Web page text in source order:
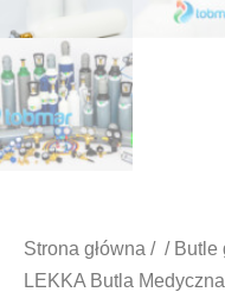
Strona główna / / Butle
LEKKA Butla